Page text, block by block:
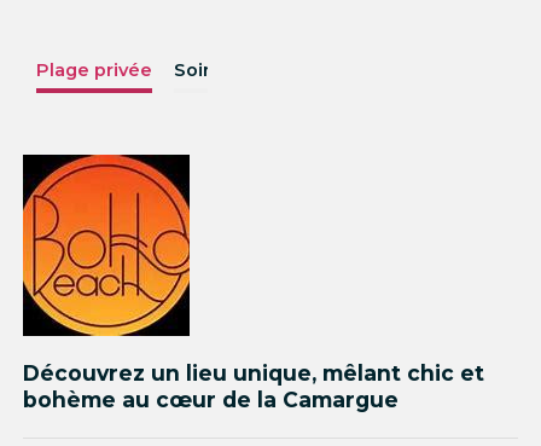
Plage privée Soirées
Découvrez un lieu unique, mêlant chic et
bohème au cœur de la Camargue